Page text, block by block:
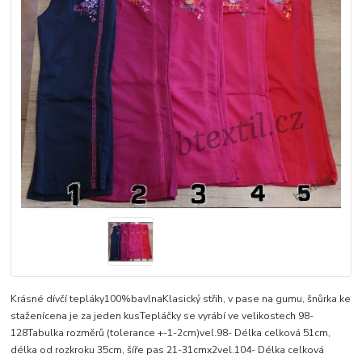
Krásné dívčí tepláky100%bavlnaKlasický střih, v pase na gumu, šnůrka ke
staženícena je za jeden kusTepláčky se vyrábí ve velikostech 98-
128Tabulka rozměrů (tolerance +-1-2cm)vel.98- Délka celková 51cm,
délka od rozkroku 35cm, šíře pas 21-31cmx2vel.104- Délka celková